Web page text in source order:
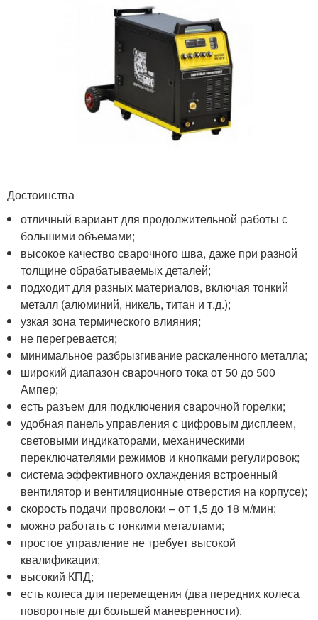
Достоинства
отличный вариант для продолжительной работы с
большими объемами;
высокое качество сварочного шва, даже при разной
толщине обрабатываемых деталей;
подходит для разных материалов, включая тонкий
металл (алюминий, никель, титан и т.д.);
узкая зона термического влияния;
не перегревается;
минимальное разбрызгивание раскаленного металла;
широкий диапазон сварочного тока от 50 до 500
Ампер;
есть разъем для подключения сварочной горелки;
удобная панель управления с цифровым дисплеем,
световыми индикаторами, механическими
переключателями режимов и кнопками регулировок;
система эффективного охлаждения встроенный
вентилятор и вентиляционные отверстия на корпусе);
скорость подачи проволоки – от 1,5 до 18 м/мин;
можно работать с тонкими металлами;
простое управление не требует высокой
квалификации;
высокий КПД;
есть колеса для перемещения (два передних колеса
поворотные дл большей маневренности).